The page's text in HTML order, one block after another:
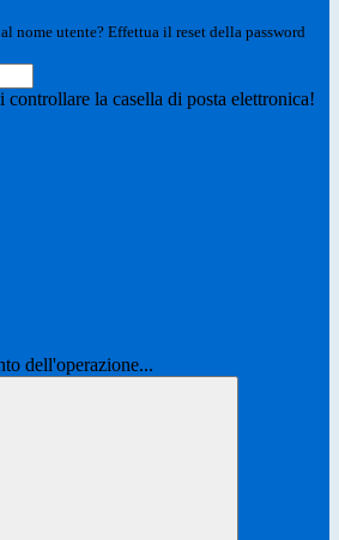
nome utente? Effettua il reset della password
la casella di posta elettronica!
dell'operazione...